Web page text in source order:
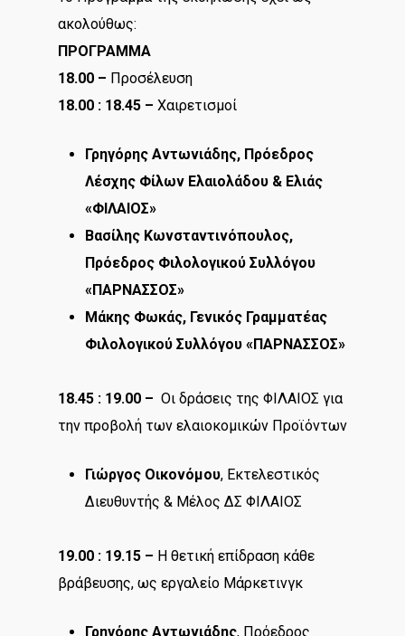
ακολούθως:
ΠΡΟΓΡΑΜΜΑ
18.00 – Προσέλευση
18.00 : 18.45 – Χαιρετισμοί
Γρηγόρης Αντωνιάδης, Πρόεδρος
Λέσχης Φίλων Ελαιολάδου & Ελιάς
«ΦΙΛΑΙΟΣ»
Βασίλης Κωνσταντινόπουλος,
Πρόεδρος Φιλολογικού Συλλόγου
«ΠΑΡΝΑΣΣΟΣ»
Μάκης Φωκάς, Γενικός Γραμματέας
Φιλολογικού Συλλόγου «ΠΑΡΝΑΣΣΟΣ»
18.45 : 19.00 – Οι δράσεις της ΦΙΛΑΙΟΣ για
την προβολή των ελαιοκομικών Προϊόντων
Γιώργος Οικονόμου, Εκτελεστικός
Διευθυντής & Μέλος ΔΣ ΦΙΛΑΙΟΣ
19.00 : 19.15 – Η θετική επίδραση κάθε
βράβευσης, ως εργαλείο Μάρκετινγκ
Γρηγόρης Αντωνιάδης, Πρόεδρος